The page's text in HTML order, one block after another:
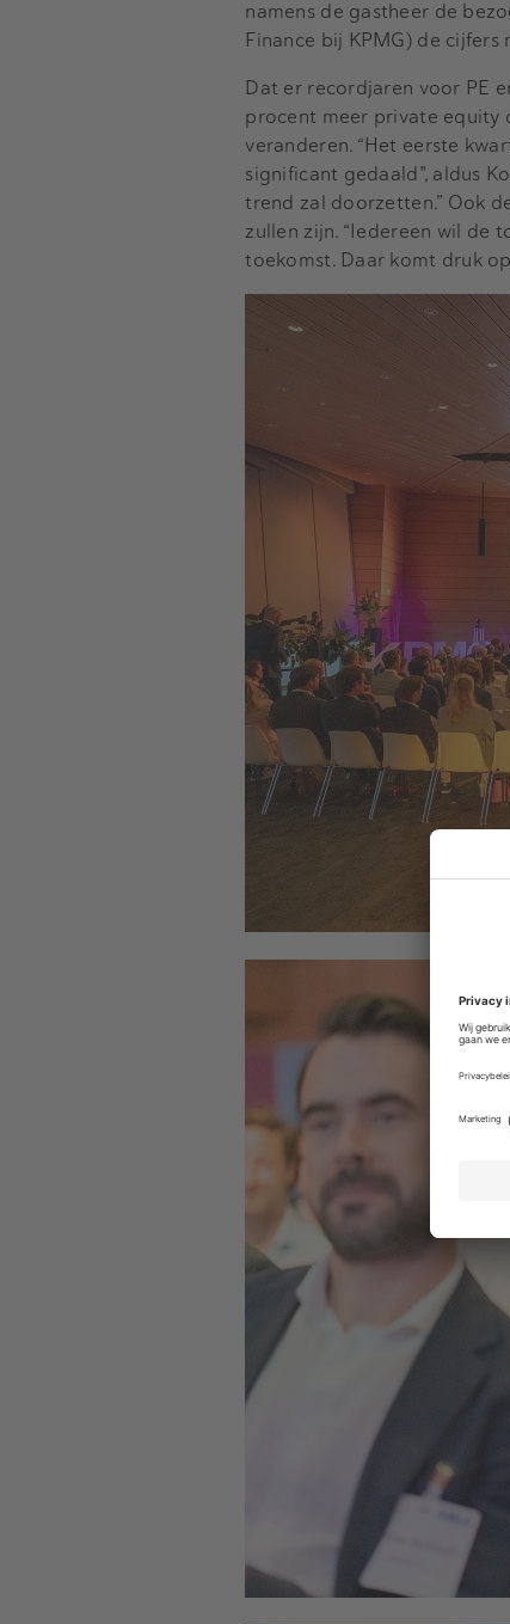
namens de gastheer de
Finance bij KPMG) de
Dat er recordjaren voor PE
procent meer private equity
veranderen. “Het eerste
significant gedaald", aldus
trend zal doorzetten.” Ook
zullen zijn. “Iedereen wil de
toekomst. Daar komt druk